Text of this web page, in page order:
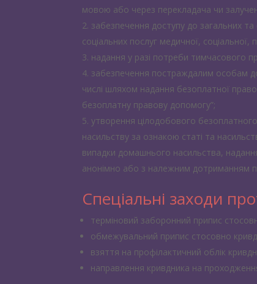
мовою або через перекладача чи
забезпечення доступу до загальних
соціальних послуг медичної, соціальної,
надання у разі потреби тимчасового
забезпечення постраждалим особам
числі шляхом надання безоплатної
безоплатну правову допомогу”;
утворення цілодобового
насильству за ознакою статі та
випадки домашнього насильства,
анонімно або з належним дотриманням
Спеціальні заходи
терміновий заборонний припис
обмежувальний припис стосовно
взяття на профілактичний облік
направлення кривдника на